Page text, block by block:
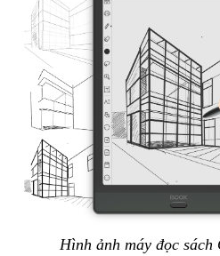
Hình ảnh máy đọc sách